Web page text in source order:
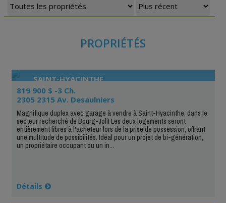
PROPRIÉTÉS
SAINT-HYACINTHE
819 900 $ -3 Ch.
2305 2315 Av. Desaulniers
Magnifique duplex avec garage à vendre à Saint-Hyacinthe, dans le
secteur recherché de Bourg-Joli! Les deux logements seront
entièrement libres à l'acheteur lors de la prise de possession, offrant
une multitude de possibilités. Idéal pour un projet de bi-génération,
un propriétaire occupant ou un in...
Détails